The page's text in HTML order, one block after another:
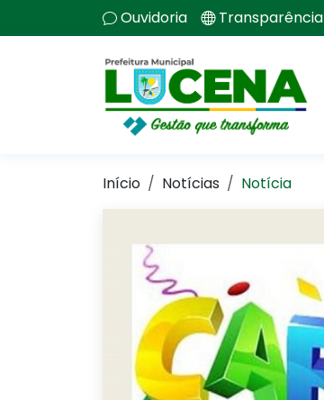
Ouvidoria Transparência
Início Notícias Notícia